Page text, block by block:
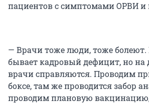
пациентов с симптомами ОРВИ и
— Врачи тоже люди, тоже болеют.
бывает кадровый дефицит, но
врачи справляются. Проводим
боксе, там же проводится забор
проводим плановую вакцинацию,